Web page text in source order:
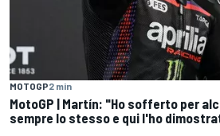
MOTOGP2 min
MotoGP | Martín: "Ho sofferto per
sempre lo stesso e qui l'ho